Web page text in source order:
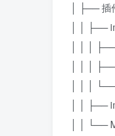
│ ├── 插
│ │ ├──
│ │ │
│ │ │
│ │ │
│ │ ├──
│ │ └──